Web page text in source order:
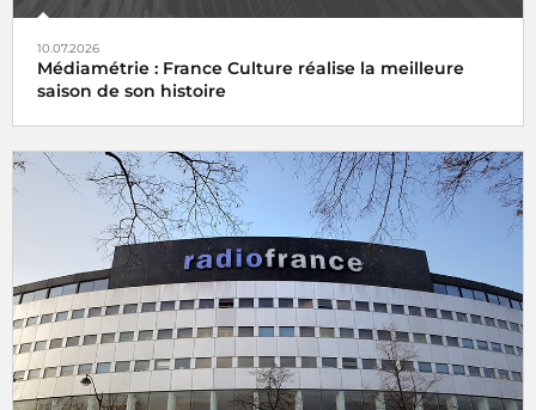
10.07.2026
Médiamétrie : France Culture réalise la meilleure
saison de son histoire